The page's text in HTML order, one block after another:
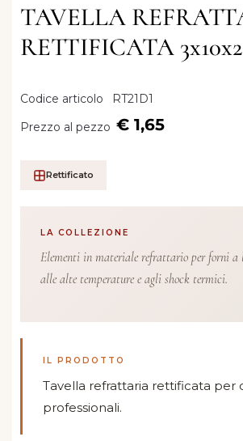
TAVELLA
RETTIFICATA
Codice articolo
RT21D1
Prezzo al pezzo € 1,65
Rettificato
LA COLLEZIONE
Elementi in materiale refrattario per forni a
alle alte temperature e agli shock termici.
IL PRODOTTO
Tavella refrattaria rettificata per
professionali.